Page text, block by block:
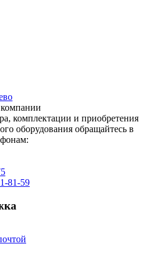
комплектации и приобретения
оборудования обращайтесь в
81-59